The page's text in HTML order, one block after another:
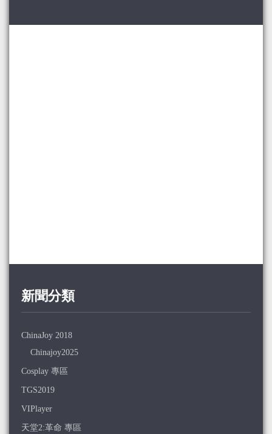
新聞分類
ChinaJoy 2018
Chinajoy2025
Cosplay 專區
TGS2019
VIPlayer
天堂2:革命 專區